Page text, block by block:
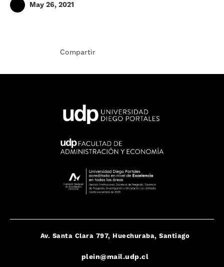
May 26, 2021
Compartir
Av. Santa Clara 797, Huechuraba, Santiago
plein@mail.udp.cl